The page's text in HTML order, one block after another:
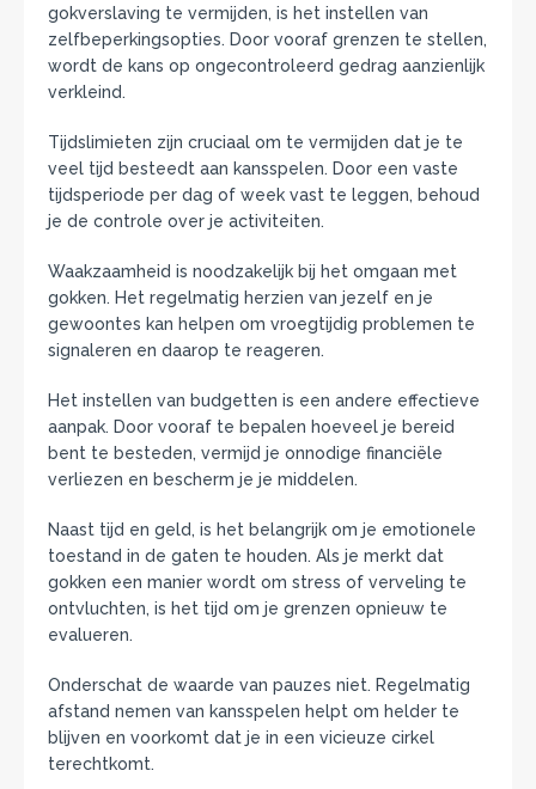
gokverslaving te vermijden, is het instellen van
zelfbeperkingsopties. Door vooraf grenzen te stellen,
wordt de kans op ongecontroleerd gedrag aanzienlijk
verkleind.
Tijdslimieten zijn cruciaal om te vermijden dat je te
veel tijd besteedt aan kansspelen. Door een vaste
tijdsperiode per dag of week vast te leggen, behoud
je de controle over je activiteiten.
Waakzaamheid is noodzakelijk bij het omgaan met
gokken. Het regelmatig herzien van jezelf en je
gewoontes kan helpen om vroegtijdig problemen te
signaleren en daarop te reageren.
Het instellen van budgetten is een andere effectieve
aanpak. Door vooraf te bepalen hoeveel je bereid
bent te besteden, vermijd je onnodige financiële
verliezen en bescherm je je middelen.
Naast tijd en geld, is het belangrijk om je emotionele
toestand in de gaten te houden. Als je merkt dat
gokken een manier wordt om stress of verveling te
ontvluchten, is het tijd om je grenzen opnieuw te
evalueren.
Onderschat de waarde van pauzes niet. Regelmatig
afstand nemen van kansspelen helpt om helder te
blijven en voorkomt dat je in een vicieuze cirkel
terechtkomt.